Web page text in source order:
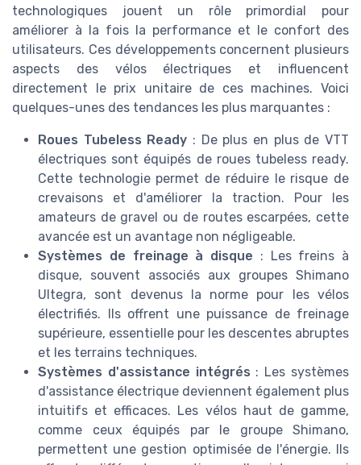
technologiques jouent un rôle primordial pour
améliorer à la fois la performance et le confort des
utilisateurs. Ces développements concernent plusieurs
aspects des vélos électriques et influencent
directement le prix unitaire de ces machines. Voici
quelques-unes des tendances les plus marquantes :
Roues Tubeless Ready : De plus en plus de VTT
électriques sont équipés de roues tubeless ready.
Cette technologie permet de réduire le risque de
crevaisons et d'améliorer la traction. Pour les
amateurs de gravel ou de routes escarpées, cette
avancée est un avantage non négligeable.
Systèmes de freinage à disque : Les freins à
disque, souvent associés aux groupes Shimano
Ultegra, sont devenus la norme pour les vélos
électrifiés. Ils offrent une puissance de freinage
supérieure, essentielle pour les descentes abruptes
et les terrains techniques.
Systèmes d'assistance intégrés : Les systèmes
d'assistance électrique deviennent également plus
intuitifs et efficaces. Les vélos haut de gamme,
comme ceux équipés par le groupe Shimano,
permettent une gestion optimisée de l'énergie. Ils